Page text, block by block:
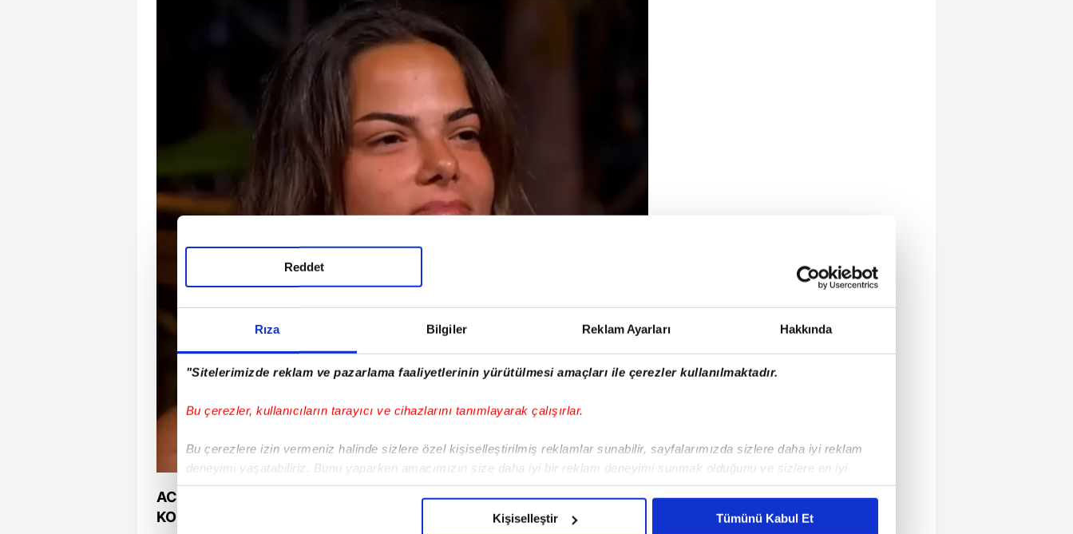
Rıza Bilgiler Reklam Ayarları Hakkında
"Sitelerimizde reklam ve pazarlama faaliyetlerinin yürütülmesi amaçları ile çerezler kullanılmaktadır.
Bu çerezler, kullanıcıların tarayıcı ve cihazlarını tanımlayarak çalışırlar.
Bu çerezlere izin vermeniz halinde sizlere özel kişiselleştirilmiş reklamlar sunabilir, sayfalarımızda sizlere daha iyi reklam
deneyimi yaşatabiliriz. Bunu yaparken amacımızın size daha iyi bir reklam deneyimi sunmak olduğunu ve sizlere en iyi
içerikleri sunabilmek adına elimizden gelen çabayı gösterdiğimizi ve bu noktada, reklamların maliyetlerimizi karşılamak
Reddet
Kişiselleştir Tümünü Kabul Et
ACUN ILICALI KONSEYDE PATLADI: "BENİM NE KADAR
KORKTUĞUMU..."